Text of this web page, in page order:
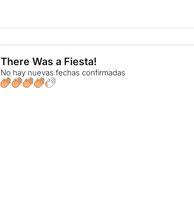
There Was a Fiesta!
No hay nuevas fechas confirmadas